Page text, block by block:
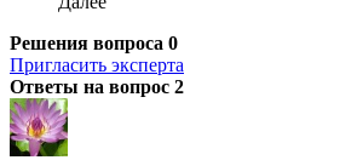
Решения вопроса 0
Пригласить эксперта
Ответы на вопрос 2